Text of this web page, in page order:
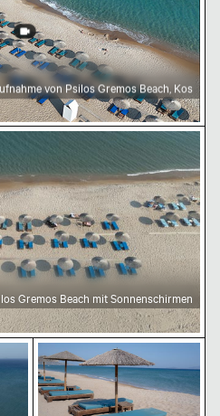
von Psilos Gremos Beach, Kos
Gremos Beach mit
Gremos Beach mit Sonnenschirmen
Gremos Strand, Kos
Sonnenliegen und